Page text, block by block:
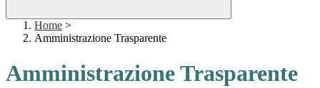
Home >
Amministrazione Trasparente
Amministrazione Trasparente